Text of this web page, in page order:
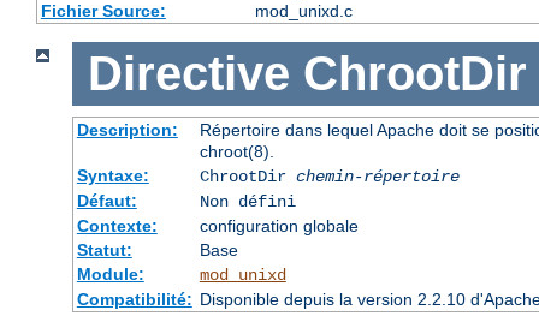
Fichier Source:
mod_unixd.c
Directive ChrootDir
Description:
Répertoire dans lequel Apache doit se
chroot(8).
Syntaxe:
ChrootDir chemin-répertoire
Défaut:
Non défini
Contexte:
configuration globale
Statut:
Base
Module:
mod_unixd
Compatibilité: Disponible depuis la version 2.2.10